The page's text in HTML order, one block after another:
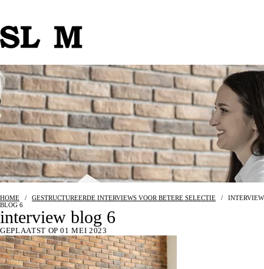
HOME / GESTRUCTUREERDE INTERVIEWS VOOR BETERE SELECTIE / INTERVIEW
BLOG 6
interview blog 6
GEPLAATST OP 01 MEI 2023